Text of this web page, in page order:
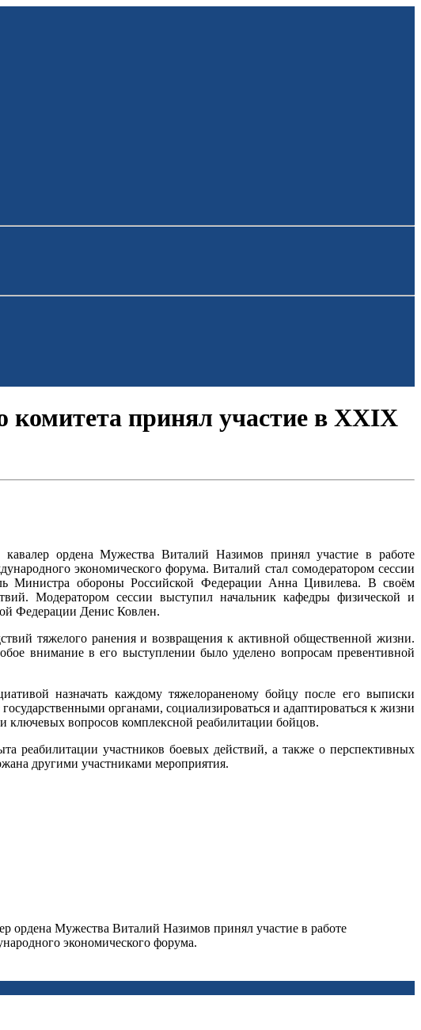
комитета принял участие в XXIX
кавалер ордена Мужества Виталий Назимов принял участие в работе
экономического форума. Виталий стал сомодератором сессии
Министра обороны Российской Федерации Анна Цивилева. В своём
Модератором сессии выступил начальник кафедры физической и
Федерации Денис Ковлен.
тяжелого ранения и возвращения к активной общественной жизни.
внимание в его выступлении было уделено вопросам превентивной
назначать каждому тяжелораненому бойцу после его выписки
органами, социализироваться и адаптироваться к жизни
ключевых вопросов комплексной реабилитации бойцов.
реабилитации участников боевых действий, а также о перспективных
другими участниками мероприятия.
ордена Мужества Виталий Назимов принял участие в работе
экономического форума.